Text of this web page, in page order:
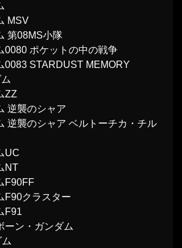
MSV
第08MS小隊
0080 ポケットの中の戦争
0083 STARDUST MEMORY
ΖΖ
逆襲のシャア
逆襲のシャア ベルトーチカ・チル
UC
NT
F90FF
F90クラスター
F91
ーン・ガンダム